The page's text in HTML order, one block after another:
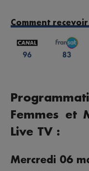
Comment recevoir
Femmes et
Live TV :
Mercredi 06